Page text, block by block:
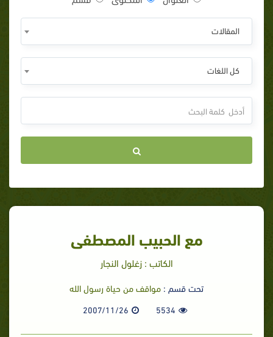
المقالات
كل اللغات
مع الحبيب المصطفى
الكاتب : زغلول النجار
تحت قسم : مواقف من حياة رسول الله
5534
2007/11/26